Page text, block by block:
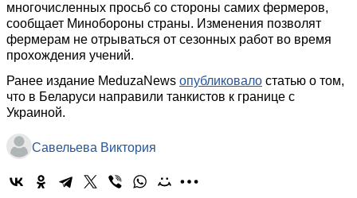
многочисленных просьб со стороны самих фермеров,
сообщает Минобороны страны. Изменения позволят
фермерам не отрываться от сезонных работ во время
прохождения учений.
Ранее издание MeduzaNews опубликовало статью о том,
что в Беларуси направили танкистов к границе с
Украиной.
Савельева Виктория